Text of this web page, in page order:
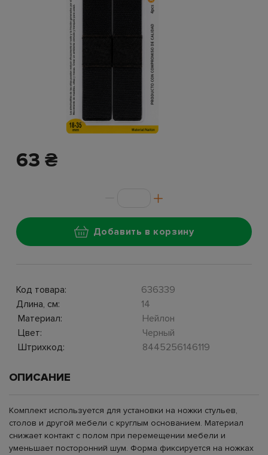
63 ₴
Добавить в корзину
Код товара:
636339
Длина, см:
14
Материал:
Нейлон
Цвет:
Черный
Штрихкод:
8445256146119
ОПИСАНИЕ
Комплект используется для установки на ножки стульев,
столов и другой мебели с круглым основанием. Материал
снижает контакт с полом при перемещении мебели и
уменьшает посторонний шум. Форма фиксируется на ножках